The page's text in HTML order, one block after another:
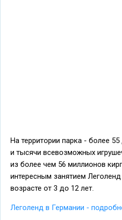
На территории парка - более
и тысячи всевозможных
из более чем 56 миллионов
интересным занятием
возрасте от 3 до 12 лет.
Леголенд в Германии -